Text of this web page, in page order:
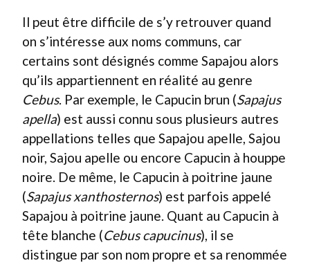
Il peut être difficile de s’y retrouver quand
on s’intéresse aux noms communs, car
certains sont désignés comme Sapajou alors
qu’ils appartiennent en réalité au genre
Cebus. Par exemple, le Capucin brun (Sapajus
apella) est aussi connu sous plusieurs autres
appellations telles que Sapajou apelle, Sajou
noir, Sajou apelle ou encore Capucin à houppe
noire. De même, le Capucin à poitrine jaune
(Sapajus xanthosternos) est parfois appelé
Sapajou à poitrine jaune. Quant au Capucin à
tête blanche (Cebus capucinus), il se
distingue par son nom propre et sa renommée